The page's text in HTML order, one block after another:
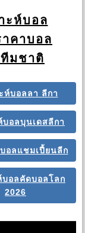
ะห์บอล
าคาบอล
มชาติ
ห์บอลลา ลีกา
บอลบุนเดสลีกา
อลแชมเปี้ยนลีก
บอลคัดบอลโลก
2026